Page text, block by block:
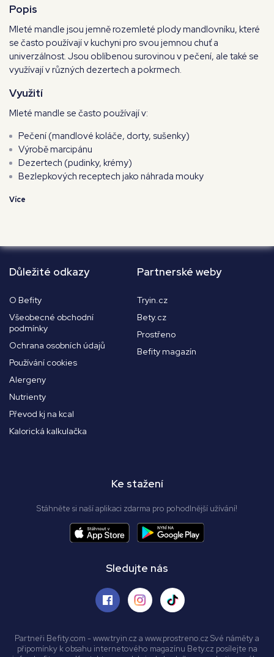
Popis
Mleté mandle jsou jemně rozemleté plody mandlovníku, které
se často používají v kuchyni pro svou jemnou chuť a
univerzálnost. Jsou oblíbenou surovinou v pečení, ale také se
využívají v různých dezertech a pokrmech.
Využití
Mleté mandle se často používají v:
Pečení (mandlové koláče, dorty, sušenky)
Výrobě marcipánu
Dezertech (pudinky, krémy)
Bezlepkových receptech jako náhrada mouky
Více
Důležité odkazy
O Befity
Všeobecné obchodní
podmínky
Ochrana osobních údajů
Používání cookies
Alergeny
Nutrienty
Převod kj na kcal
Kalorická kalkulačka
Partnerské weby
Tryin.cz
Bety.cz
Prostřeno
Befity magazín
Ke stažení
Stáhněte si naší aplikaci zdarma pro pohodlnější užívání!
Sledujte nás
Partneři Befity.com - www.tryin.cz a www.prostreno.cz Své náměty a
připomínky k obsahu internetového magazínu Bety.cz posílejte na